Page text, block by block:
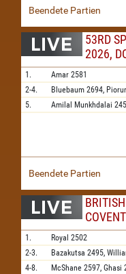
Beendete Partien
53RD
2026,
1. Amar 2581
2-4.
Bluebaum 2694,
5.
Amilal Munkhdalai
Beendete Partien
1. Royal 2502
2-3.
Bazakutsa 2495,
4-8.
McShane 2597, Ghasi